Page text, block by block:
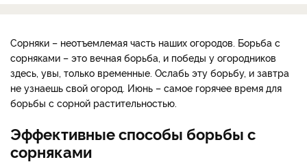
Сорняки – неотъемлемая часть наших огородов. Борьба с
сорняками – это вечная борьба, и победы у огородников
здесь, увы, только временные. Ослабь эту борьбу, и завтра
не узнаешь свой огород. Июнь – самое горячее время для
борьбы с сорной растительностью.
Эффективные способы борьбы с
сорняками